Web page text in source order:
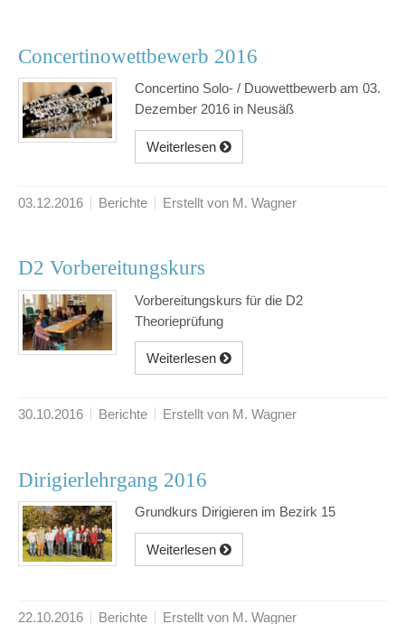
Concertinowettbewerb 2016
Concertino Solo- / Duowettbewerb am 03.
Dezember 2016 in Neusäß
Weiterlesen
03.12.2016 Berichte Erstellt von M. Wagner
D2 Vorbereitungskurs
Vorbereitungskurs für die D2
Theorieprüfung
Weiterlesen
30.10.2016 Berichte Erstellt von M. Wagner
Dirigierlehrgang 2016
Grundkurs Dirigieren im Bezirk 15
Weiterlesen
22.10.2016 Berichte Erstellt von M. Wagner